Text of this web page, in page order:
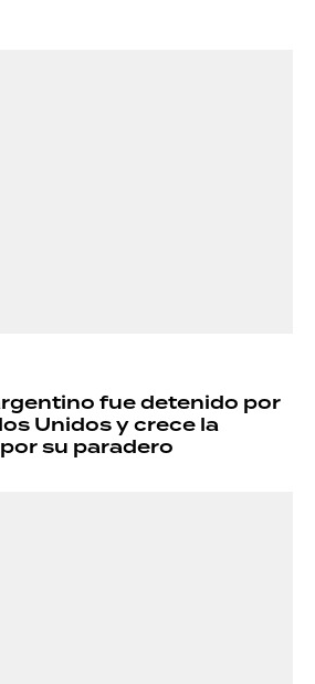
fue detenido por
Unidos y crece la
su paradero